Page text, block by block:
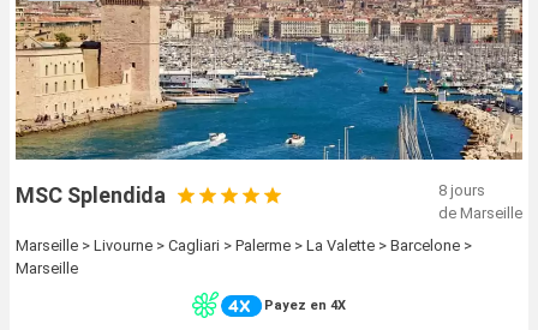
MSC Splendida
8 jours
de Marseille
Marseille > Livourne > Cagliari > Palerme > La Valette > Barcelone >
Marseille
Payez en 4X